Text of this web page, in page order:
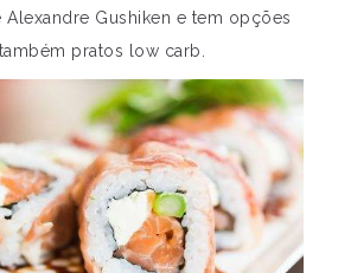
Alexandre Gushiken e tem opções
pratos low carb.